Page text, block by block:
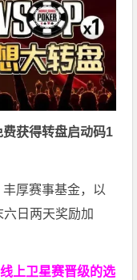
获得转盘启动码1
厚赛事基金，以
六日两天奖励加
线上卫星赛晋级的选